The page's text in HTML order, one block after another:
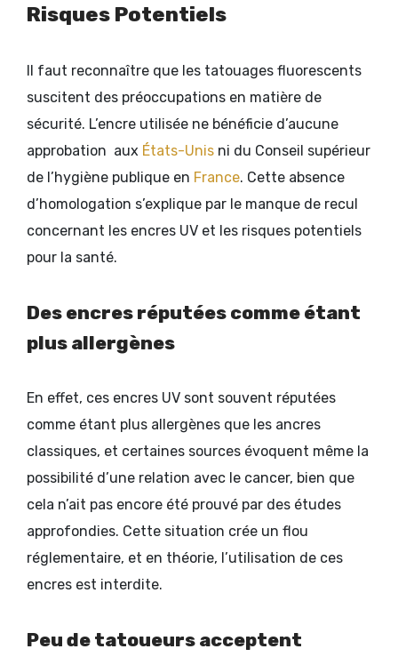
Risques Potentiels
Il faut reconnaître que les tatouages fluorescents
suscitent des préoccupations en matière de
sécurité. L’encre utilisée ne bénéficie d’aucune
approbation aux États-Unis ni du Conseil supérieur
de l’hygiène publique en France. Cette absence
d’homologation s’explique par le manque de recul
concernant les encres UV et les risques potentiels
pour la santé.
Des encres réputées comme étant
plus allergènes
En effet, ces encres UV sont souvent réputées
comme étant plus allergènes que les ancres
classiques, et certaines sources évoquent même la
possibilité d’une relation avec le cancer, bien que
cela n’ait pas encore été prouvé par des études
approfondies. Cette situation crée un flou
réglementaire, et en théorie, l’utilisation de ces
encres est interdite.
Peu de tatoueurs acceptent